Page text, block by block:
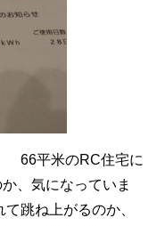
66平米のRC住宅に
、気になっていま
跳ね上がるのか、